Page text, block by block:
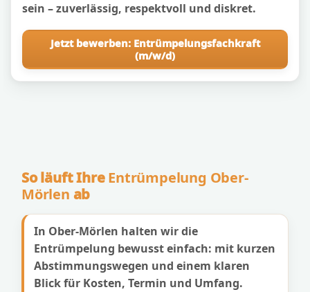
sein – zuverlässig, respektvoll und diskret.
Jetzt bewerben: Entrümpelungsfachkraft
(m/w/d)
So läuft IhreEntrümpelung Ober-
Mörlen ab
In Ober-Mörlen halten wir die
Entrümpelung bewusst einfach: mit kurzen
Abstimmungswegen und einem klaren
Blick für Kosten, Termin und Umfang.